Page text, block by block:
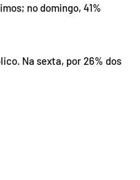
no domingo, 41%
Na sexta, por 26% dos